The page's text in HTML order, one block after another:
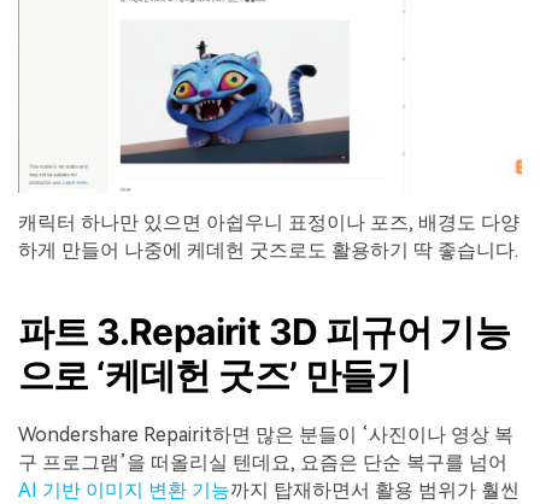
캐릭터 하나만 있으면 아쉽우니 표정이나 포즈, 배경도 다양
하게 만들어 나중에 케데헌 굿즈로도 활용하기 딱 좋습니다.
파트 3.Repairit 3D 피규어 기능
으로 ‘케데헌 굿즈’ 만들기
Wondershare Repairit하면 많은 분들이 ‘사진이나 영상 복
구 프로그램’을 떠올리실 텐데요, 요즘은 단순 복구를 넘어
AI 기반 이미지 변환 기능까지 탑재하면서 활용 범위가 훨씬